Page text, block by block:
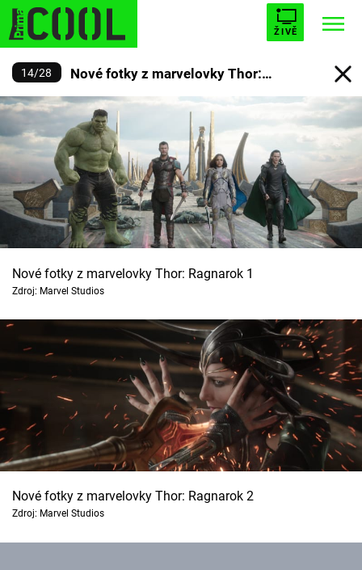
ŽIVĚ
Trendy: STARHOUSE BUFFY, PŘEMOŽITELKA UPÍRŮ
ESCAPE PLNEJ KOTEL AVENGERS 5
Témata
Seriály
Cool Esport
Pořady
TV Program
Sledujte prima+
Přihlášení
14/28
Nové fotky z marvelovky Thor:
Ragnarok
Nové fotky z marvelovky Thor: Ragnarok 1
Zdroj: Marvel Studios
Nové fotky z marvelovky Thor: Ragnarok 2
Zdroj: Marvel Studios